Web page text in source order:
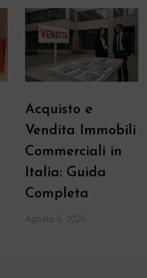
Acquisto e
Vendita Immobili
Commerciali in
Italia: Guida
Completa
Agosto 6, 2026